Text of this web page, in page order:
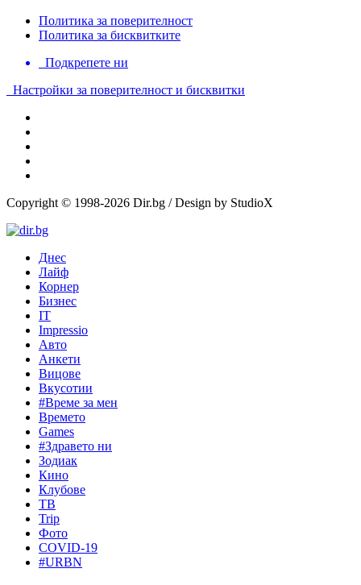
Политика за поверителност
Политика за бисквитките
Подкрепете ни
Настройки за поверителност и бисквитки
Copyright © 1998-2026 Dir.bg / Design by StudioX
Днес
Лайф
Корнер
Бизнес
IT
Impressio
Авто
Анкети
Вицове
Вкусотии
#Време за мен
Времето
Games
#Здравето ни
Зодиак
Кино
Клубове
ТВ
Trip
Фото
COVID-19
#URBN